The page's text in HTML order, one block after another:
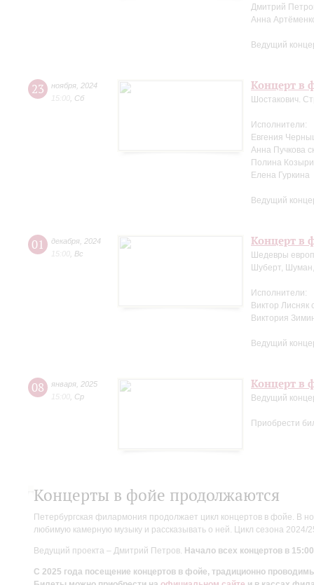
Дмитрий
Анна
Ведущий
23 ноября 2024
15:00 Сб
Концерт в
Шостакович.
Исполнители:
Евгения
Анна Пучкова
Полина
Елена Гуркина
Ведущий
01 декабря 2024
15:00 Вс
Концерт в
Шедевры
Шуберт,
Исполнители:
Виктор Лисняк
Виктория
Ведущий
08 января 2025
15:00 Ср
Концерт в
Ведущий
Приобрести
Концерты в фойе продолжаются
Петербургская филармония продолжает цикл концертов в фойе. В
любимую камерную музыку и рассказывать о ней. Цикл сезона
Ведущий проекта – Дмитрий Петров. Начало всех концертов в
С 2025 года посещение концертов в фойе, традиционно